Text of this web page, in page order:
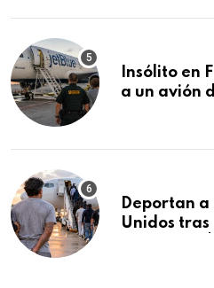
Insólito en
a un avión
Deportan a
Unidos